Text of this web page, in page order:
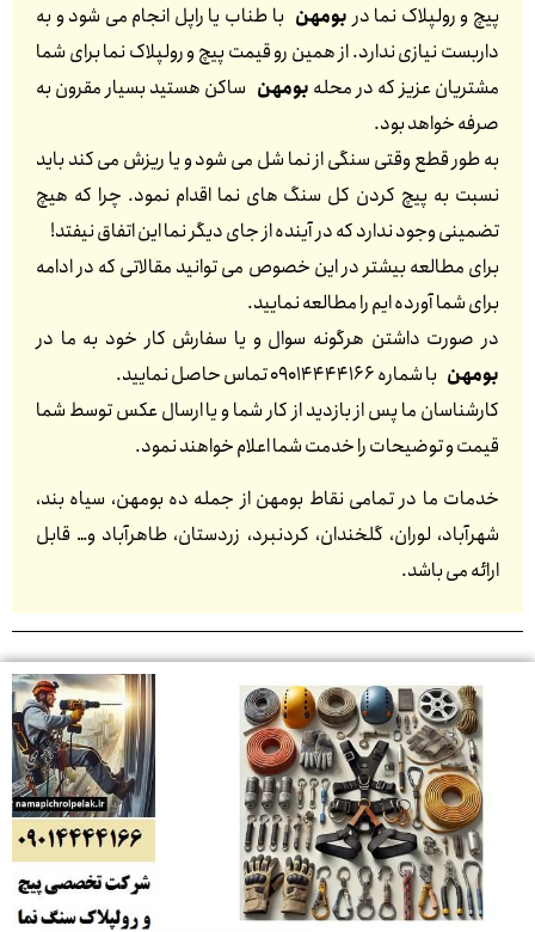
پیچ و رولپلاک نما در بومهن با طناب یا راپل انجام می شود و به
داربست نیازی ندارد. از همین رو قیمت پیچ و رولپلاک نما برای شما
مشتریان عزیز که در محله بومهن ساکن هستید بسیار مقرون به
صرفه خواهد بود.
به طور قطع وقتی سنگی از نما شل می شود و یا ریزش می کند باید
نسبت به پیچ کردن کل سنگ های نما اقدام نمود. چرا که هیچ
تضمینی وجود ندارد که در آینده از جای دیگر نما این اتفاق نیفتد!
برای مطالعه بیشتر در این خصوص می توانید مقالاتی که در ادامه
برای شما آورده ایم را مطالعه نمایید.
در صورت داشتن هرگونه سوال و یا سفارش کار خود به ما در
بومهن با شماره 09014444166 تماس حاصل نمایید.
کارشناسان ما پس از بازدید از کار شما و یا ارسال عکس توسط شما
قیمت و توضیحات را خدمت شما اعلام خواهند نمود.
خدمات ما در تمامی نقاط بومهن از جمله ده بومهن، سیاه بند،
شهرآباد، لوران، گلخندان، کردنبرد، زردستان، طاهرآباد و… قابل
ارائه می باشد.